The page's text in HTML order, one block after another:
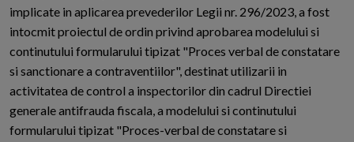
implicate in aplicarea prevederilor Legii nr. 296/2023, a fost
intocmit proiectul de ordin privind aprobarea modelului si
continutului formularului tipizat "Proces verbal de constatare
si sanctionare a contraventiilor", destinat utilizarii in
activitatea de control a inspectorilor din cadrul Directiei
generale antifrauda fiscala, a modelului si continutului
formularului tipizat "Proces-verbal de constatare si